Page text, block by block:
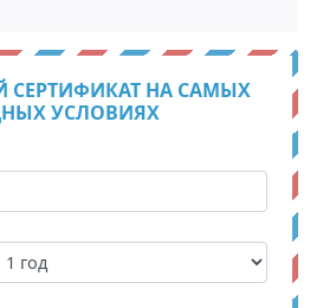
СЕРТИФИКАТ НА САМЫХ
УСЛОВИЯХ